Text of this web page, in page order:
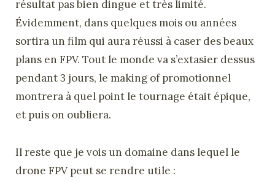
résultat pas bien dingue et très limité.
Évidemment, dans quelques mois ou années
sortira un film qui aura réussi à caser des beaux
plans en FPV. Tout le monde va s’extasier dessus
pendant 3 jours, le making of promotionnel
montrera à quel point le tournage était épique,
et puis on oubliera.
Il reste que je vois un domaine dans lequel le
drone FPV peut se rendre utile :